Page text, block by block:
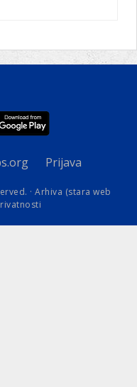
Prijava
· Arhiva (stara web